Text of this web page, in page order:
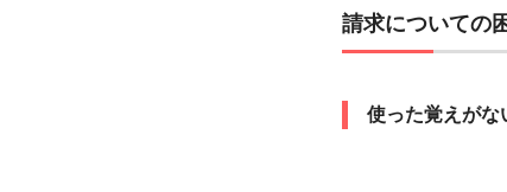
請求についての
使った覚えがな